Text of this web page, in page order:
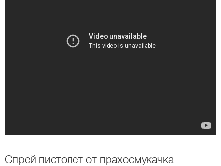
Спрей пистолет от прахосмукачка